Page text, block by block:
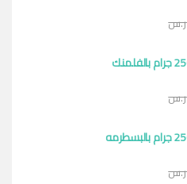
ر.س
ر.س
ر.س